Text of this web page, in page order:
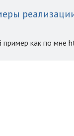
пример как по